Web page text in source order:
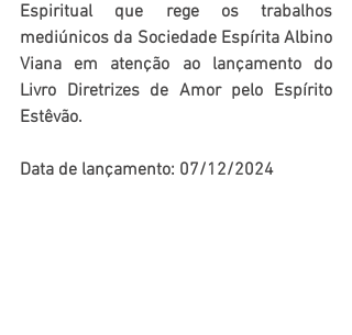
Espiritual que rege os trabalhos
mediúnicos da Sociedade Espírita Albino
Viana em atenção ao lançamento do
Livro Diretrizes de Amor pelo Espírito
Estêvão.
Data de lançamento: 07/12/2024